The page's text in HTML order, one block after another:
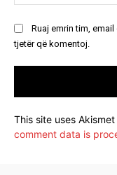
Ruaj emrin tim,
tjetër që komentoj.
This site uses
comment data is